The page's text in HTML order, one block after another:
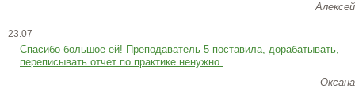
Алексей
23.07
Cпасибо большое ей! Преподаватель 5 поставила, дорабатывать,
переписывать отчет по практике ненужно.
Оксана